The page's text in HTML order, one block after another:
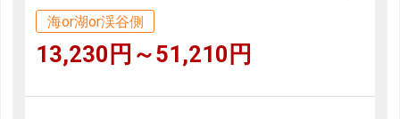
海or湖or渓谷側
13,230円～51,210円